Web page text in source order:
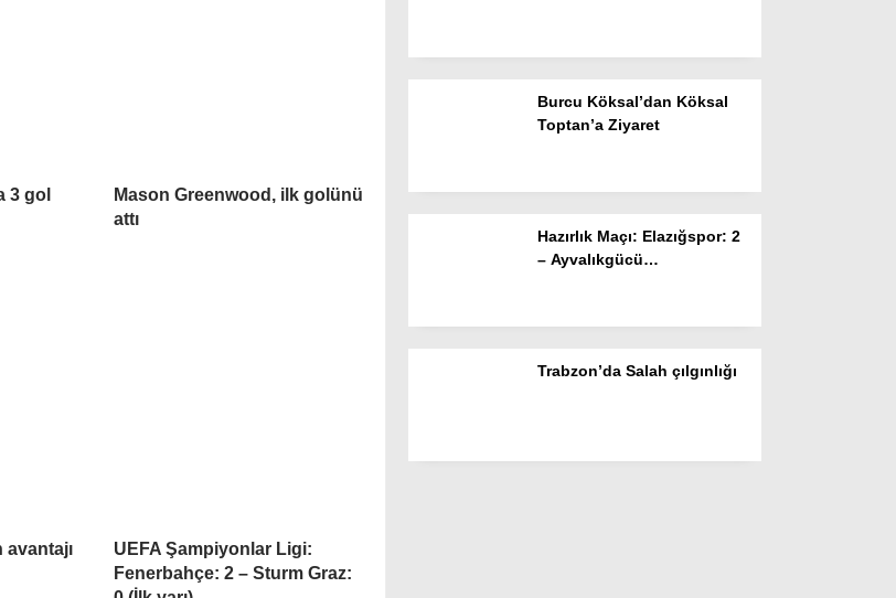
3 gol
Mason Greenwood, ilk golünü
attı
avantajı
UEFA Şampiyonlar Ligi:
Fenerbahçe: 2 – Sturm Graz:
Burcu Köksal’dan Köksal
Toptan’a Ziyaret
Hazırlık Maçı: Elazığspor: 2
– Ayvalıkgücü
Trabzon’da Salah çılgınlığı